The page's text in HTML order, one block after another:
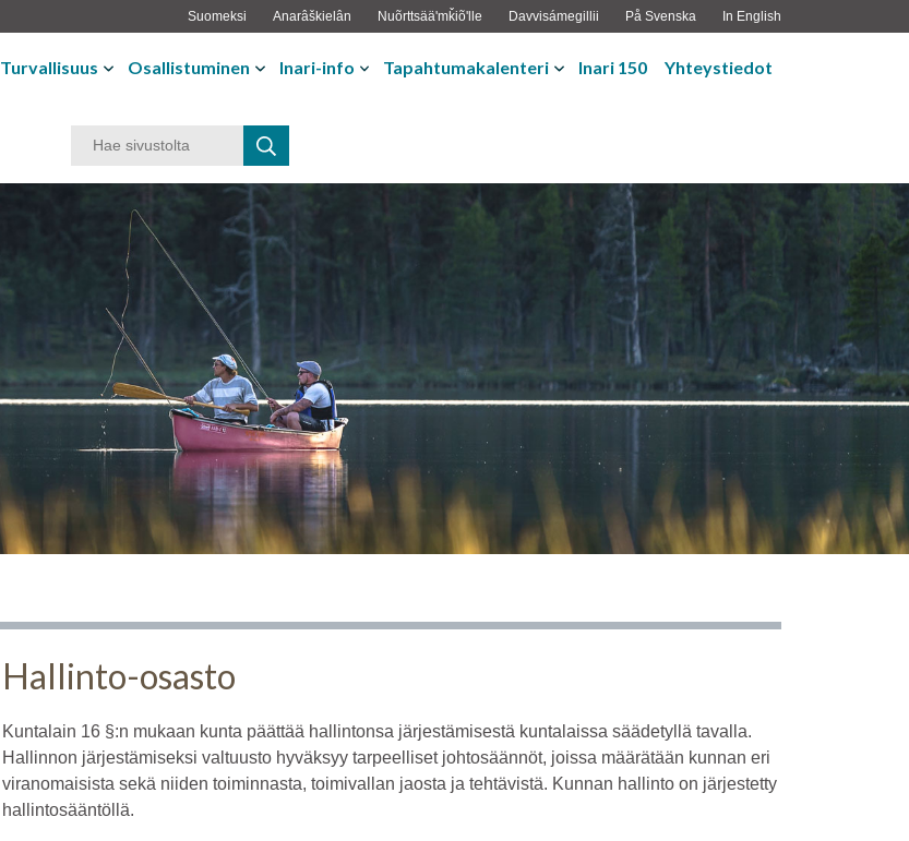
Suomeksi Anarâškielân Nuõrttsääʹmǩiõʹlle Davvisámegillii På Svenska In English
Turvallisuus Osallistuminen Inari-info Tapahtumakalenteri Inari 150 Yhteystiedot
Hallinto-osasto
Kuntalain 16 §:n mukaan kunta päättää hallintonsa järjestämisestä kuntalaissa säädetyllä tavalla.
Hallinnon järjestämiseksi valtuusto hyväksyy tarpeelliset johtosäännöt, joissa määrätään kunnan eri
viranomaisista sekä niiden toiminnasta, toimivallan jaosta ja tehtävistä. Kunnan hallinto on järjestetty
hallintosääntöllä.